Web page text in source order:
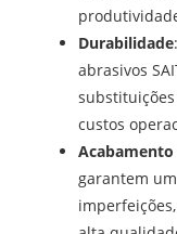
Durabilidade
abrasivos
custos
garantem